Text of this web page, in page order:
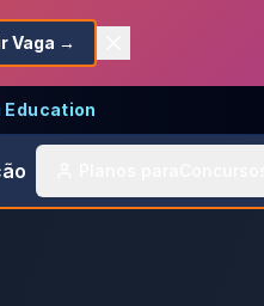
Vaga →
Education